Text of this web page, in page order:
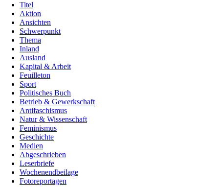
Titel
Aktion
Ansichten
Schwerpunkt
Thema
Inland
Ausland
Kapital & Arbeit
Feuilleton
Sport
Politisches Buch
Betrieb & Gewerkschaft
Antifaschismus
Natur & Wissenschaft
Feminismus
Geschichte
Medien
Abgeschrieben
Leserbriefe
Wochenendbeilage
Fotoreportagen